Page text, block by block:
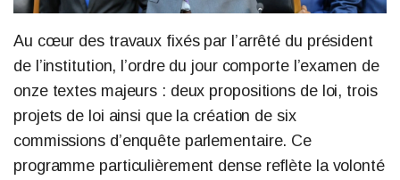
Au cœur des travaux fixés par l’arrêté du président
de l’institution, l’ordre du jour comporte l’examen de
onze textes majeurs : deux propositions de loi, trois
projets de loi ainsi que la création de six
commissions d’enquête parlementaire. Ce
programme particulièrement dense reflète la volonté